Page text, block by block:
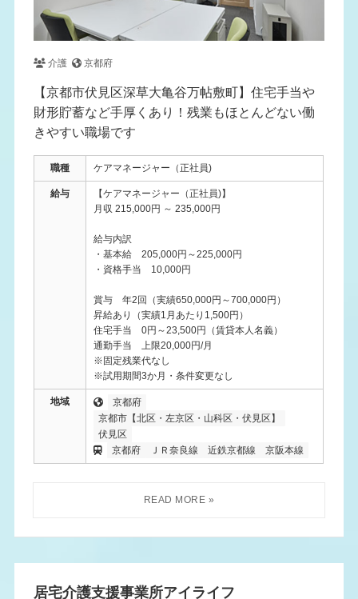
介護 京都府
【京都市伏見区深草大亀谷万帖敷町】住宅手当や
財形貯蓄など手厚くあり！残業もほとんどない働
きやすい職場です
職種 ケアマネージャー（正社員)
給与
【ケアマネージャー（正社員)】
月収 215,000円 ～ 235,000円
給与内訳
・基本給 205,000円～225,000円
・資格手当 10,000円
賞与 年2回（実績650,000円～700,000円）
昇給あり（実績1月あたり1,500円）
住宅手当 0円～23,500円（賃貸本人名義）
通勤手当 上限20,000円/月
※固定残業代なし
※試用期間3か月・条件変更なし
地域
京都府
京都市【北区・左京区・山科区・伏見区】
伏見区
京都府
ＪＲ奈良線 近鉄京都線 京阪本線
居宅介護支援事業所アイライフ